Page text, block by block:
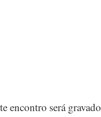
encontro será gravado